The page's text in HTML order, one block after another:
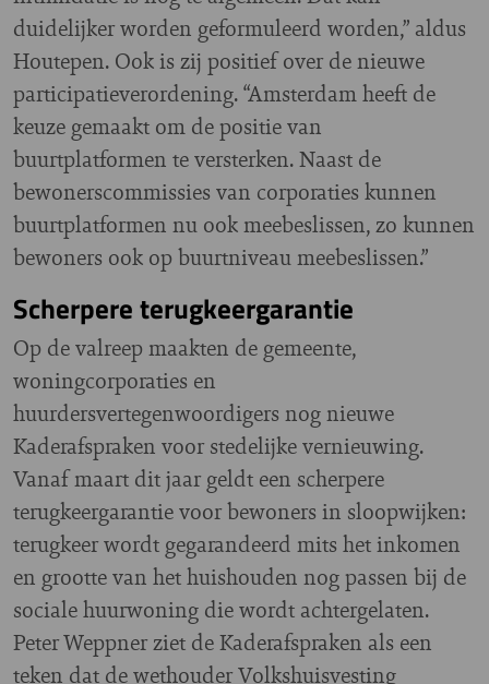
duidelijker worden geformuleerd worden,” aldus
Houtepen. Ook is zij positief over de nieuwe
participatieverordening. “Amsterdam heeft de
keuze gemaakt om de positie van
buurtplatformen te versterken. Naast de
bewonerscommissies van corporaties kunnen
buurtplatformen nu ook meebeslissen, zo kunnen
bewoners ook op buurtniveau meebeslissen.”
Scherpere terugkeergarantie
Op de valreep maakten de gemeente,
woningcorporaties en
huurdersvertegenwoordigers nog nieuwe
Kaderafspraken voor stedelijke vernieuwing.
Vanaf maart dit jaar geldt een scherpere
terugkeergarantie voor bewoners in sloopwijken:
terugkeer wordt gegarandeerd mits het inkomen
en grootte van het huishouden nog passen bij de
sociale huurwoning die wordt achtergelaten.
Peter Weppner ziet de Kaderafspraken als een
teken dat de wethouder Volkshuisvesting